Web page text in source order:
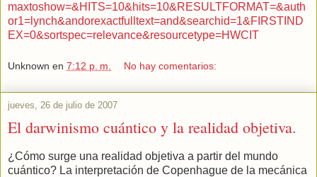
maxtoshow=&HITS=10&hits=10&RESULTFORMAT=&auth
or1=lynch&andorexactfulltext=and&searchid=1&FIRSTIND
EX=0&sortspec=relevance&resourcetype=HWCIT
Unknown en 7:12 p. m. No hay comentarios:
jueves, 26 de julio de 2007
El darwinismo cuántico y la realidad objetiva.
¿Cómo surge una realidad objetiva a partir del mundo
cuántico? La interpretación de Copenhague de la mecánica